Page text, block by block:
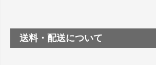
送料・配送について